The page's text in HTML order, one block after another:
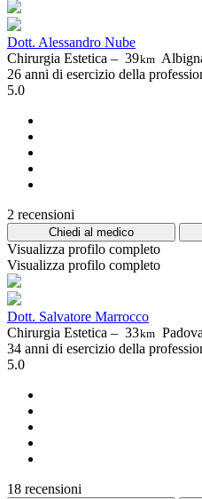
Dott. Alessandro Nube
Chirurgia Estetica – 39km
26 anni di esercizio della
5.0
2 recensioni
Chiedi al medico
Visualizza profilo completo
Visualizza profilo completo
Dott. Salvatore Marrocco
Chirurgia Estetica – 33km
34 anni di esercizio della
5.0
18 recensioni